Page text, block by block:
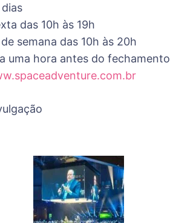
das 10h às 19h
semana das 10h às 20h
uma hora antes do fechamento
Post
Navigation